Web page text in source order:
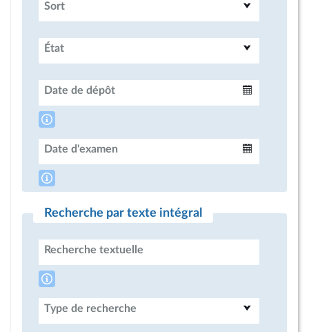
Sort
État
Date de dépôt
Date d'examen
Recherche par texte intégral
Recherche textuelle
Type de recherche